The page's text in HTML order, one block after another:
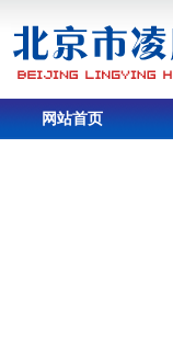
网站首页